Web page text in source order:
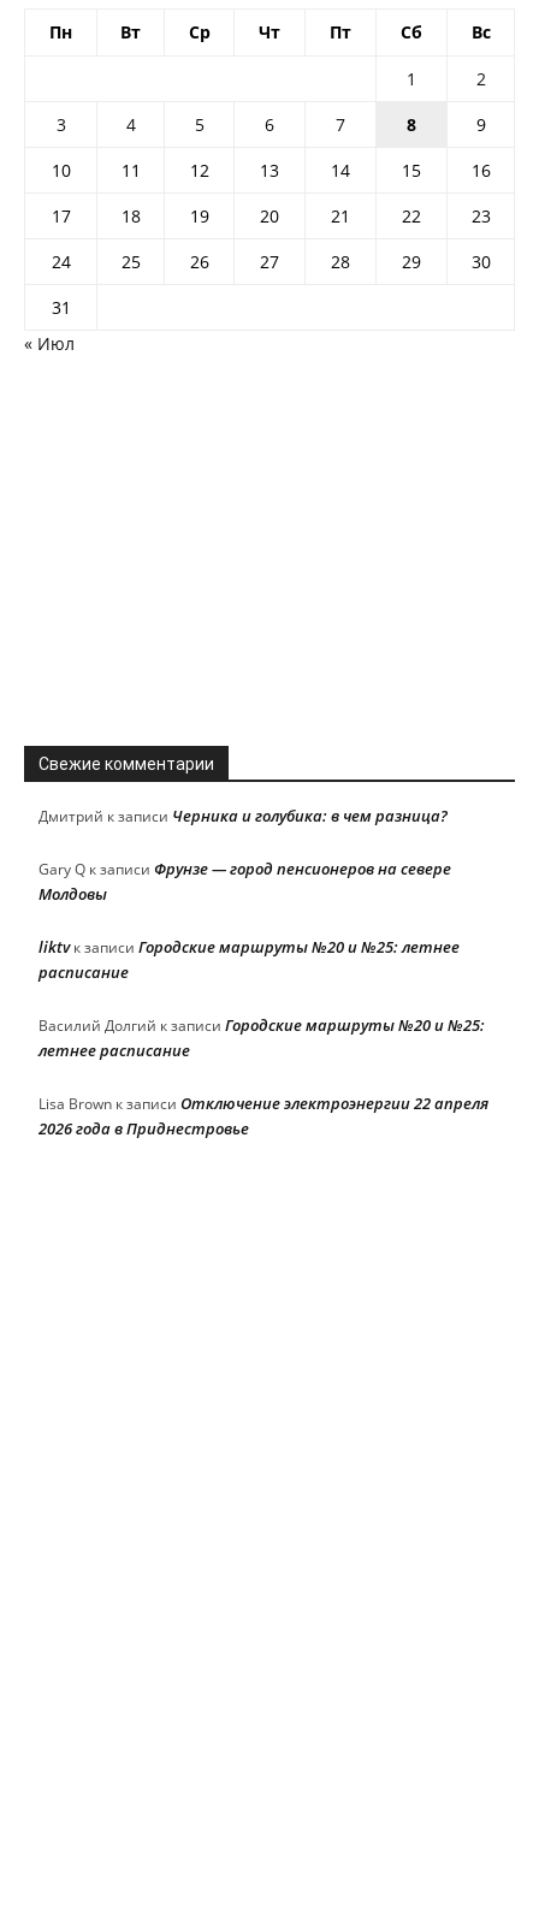
Пн Вт Ср Чт Пт Сб Вс
1
2
3
4 5 6 7 8
9
10
11 12 13 14 15
16
17
18 19 20 21 22
23
24
25 26 27 28 29
30
31
« Июл
Свежие комментарии
Дмитрий к записи Черника и голубика: в чем разница?
Gary Q к записи Фрунзе — город пенсионеров на севере
Молдовы
liktvк записи Городские маршруты №20 и №25: летнее
расписание
Василий Долгий к записи Городские маршруты №20 и №25:
летнее расписание
Lisa Brown к записи Отключение электроэнергии 22 апреля
2026 года в Приднестровье